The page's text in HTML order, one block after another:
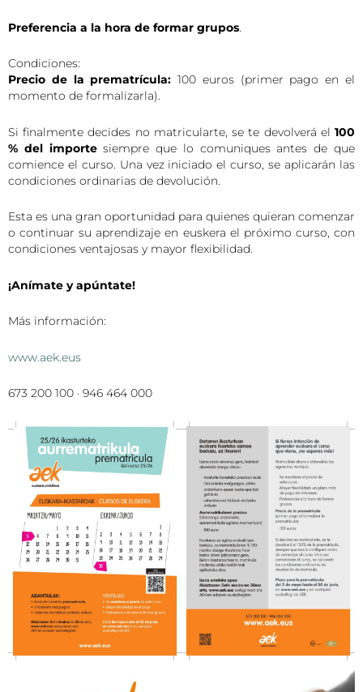
Preferencia a la hora de formar grupos.
Condiciones:
Precio de la prematrícula: 100 euros (primer pago en el
momento de formalizarla).
Si finalmente decides no matricularte, se te devolverá el 100
% del importesiempre que lo comuniques antes de que
comience el curso. Una vez iniciado el curso, se aplicarán las
condiciones ordinarias de devolución.
Esta es una gran oportunidad para quienes quieran comenzar
o continuar su aprendizaje en euskera el próximo curso, con
condiciones ventajosas y mayor flexibilidad.
¡Anímate y apúntate!
Más información:
www.aek.eus
673 200 100 · 946 464 000